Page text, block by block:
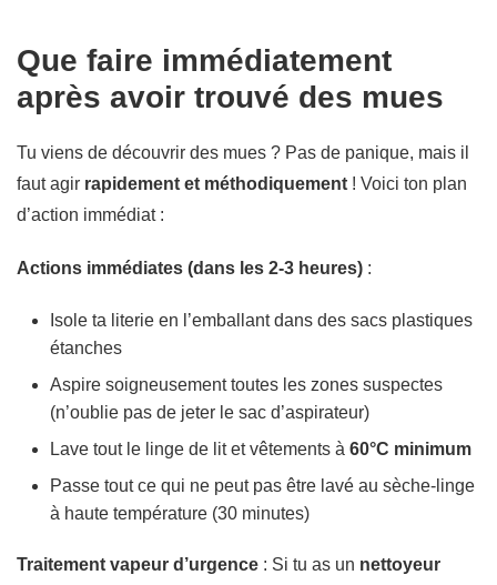
Que faire immédiatement
après avoir trouvé des mues
Tu viens de découvrir des mues ? Pas de panique, mais il
faut agir rapidement et méthodiquement ! Voici ton plan
d’action immédiat :
Actions immédiates (dans les 2-3 heures) :
Isole ta literie en l’emballant dans des sacs plastiques
étanches
Aspire soigneusement toutes les zones suspectes
(n’oublie pas de jeter le sac d’aspirateur)
Lave tout le linge de lit et vêtements à 60°C minimum
Passe tout ce qui ne peut pas être lavé au sèche-linge
à haute température (30 minutes)
Traitement vapeur d’urgence : Si tu as un nettoyeur